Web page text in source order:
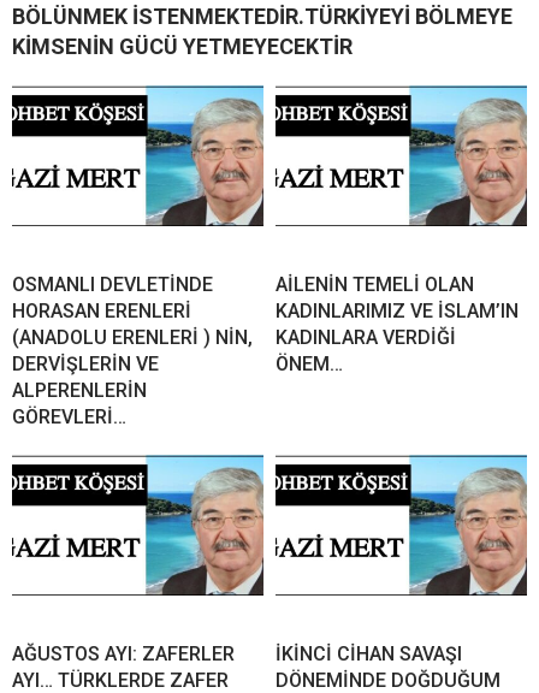
BÖLÜNMEK İSTENMEKTEDİR.TÜRKİYEYİ BÖLMEYE
KİMSENİN GÜCÜ YETMEYECEKTİR
OSMANLI DEVLETİNDE
HORASAN ERENLERİ
(ANADOLU ERENLERİ ) NİN,
DERVİŞLERİN VE
ALPERENLERİN
GÖREVLERİ…
AİLENİN TEMELİ OLAN
KADINLARIMIZ VE İSLAM’IN
KADINLARA VERDİĞİ
ÖNEM…
AĞUSTOS AYI: ZAFERLER
AYI… TÜRKLERDE ZAFER
İKİNCİ CİHAN SAVAŞI
DÖNEMİNDE DOĞDUĞUM